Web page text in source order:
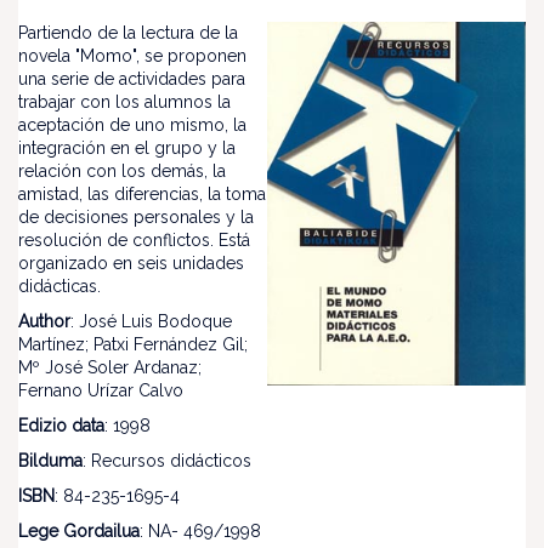
Partiendo de la lectura de la
novela "Momo", se proponen
una serie de actividades para
trabajar con los alumnos la
aceptación de uno mismo, la
integración en el grupo y la
relación con los demás, la
amistad, las diferencias, la toma
de decisiones personales y la
resolución de conflictos. Está
organizado en seis unidades
didácticas.
Author: José Luis Bodoque
Martínez; Patxi Fernández Gil;
Mº José Soler Ardanaz;
Fernano Urízar Calvo
Edizio data: 1998
Bilduma: Recursos didácticos
ISBN: 84-235-1695-4
Lege Gordailua: NA- 469/1998